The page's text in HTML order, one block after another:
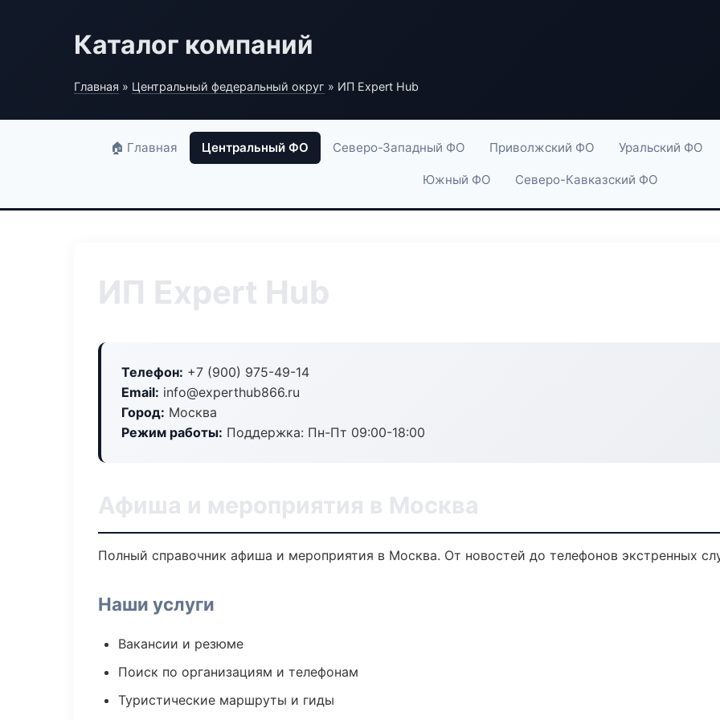
Каталог компаний
Главная » Центральный федеральный округ » ИП Expert Hub
🏠 Главная Центральный ФО Северо-Западный ФО Приволжский ФО Уральский ФО
Южный ФО Северо-Кавказский ФО
ИП Expert Hub
Телефон: +7 (900) 975-49-14
Email: info@experthub866.ru
Город: Москва
Режим работы: Поддержка: Пн-Пт 09:00-18:00
Афиша и мероприятия в Москва
Полный справочник афиша и мероприятия в Москва. От новостей до телефонов экстренных
Наши услуги
Вакансии и резюме
Поиск по организациям и телефонам
Туристические маршруты и гиды